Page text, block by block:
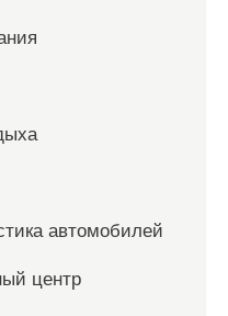
автомобилей
центр